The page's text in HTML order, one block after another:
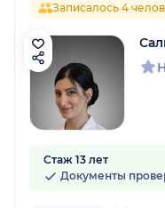
Записалось 4
Стаж 13 лет
Документы